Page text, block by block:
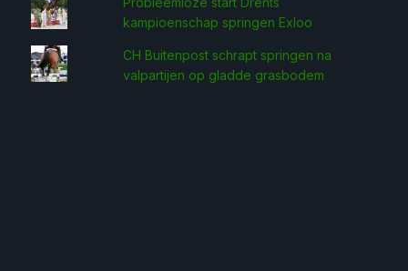
kampioenschap springen Exloo
CH Buitenpost schrapt springen na
valpartijen op gladde grasbodem